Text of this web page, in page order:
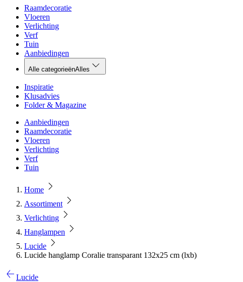
Raamdecoratie
Vloeren
Verlichting
Verf
Tuin
Aanbiedingen
Alle categorieënAlles
Inspiratie
Klusadvies
Folder & Magazine
Aanbiedingen
Raamdecoratie
Vloeren
Verlichting
Verf
Tuin
Home
Assortiment
Verlichting
Hanglampen
Lucide
Lucide hanglamp Coralie transparant 132x25 cm (lxb)
Lucide